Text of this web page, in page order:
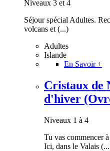
Niveaux 3 et 4
Séjour spécial Adultes.
volcans et (...)
Adultes
Islande
En Savoir +
Cristaux de
d'hiver
Niveaux 1 à 4
Tu vas commencer
Ici, dans le Valais